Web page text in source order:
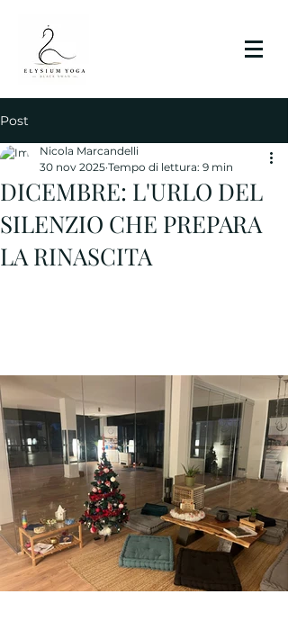
Post
DICEMBRE: L'URLO DEL
SILENZIO CHE PREPARA
LA RINASCITA
Nicola Marcandelli
30 nov 2025 Tempo di lettura: 9 min